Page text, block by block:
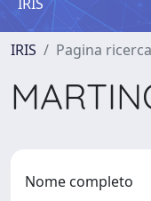
IRIS Pagina
Nome completo